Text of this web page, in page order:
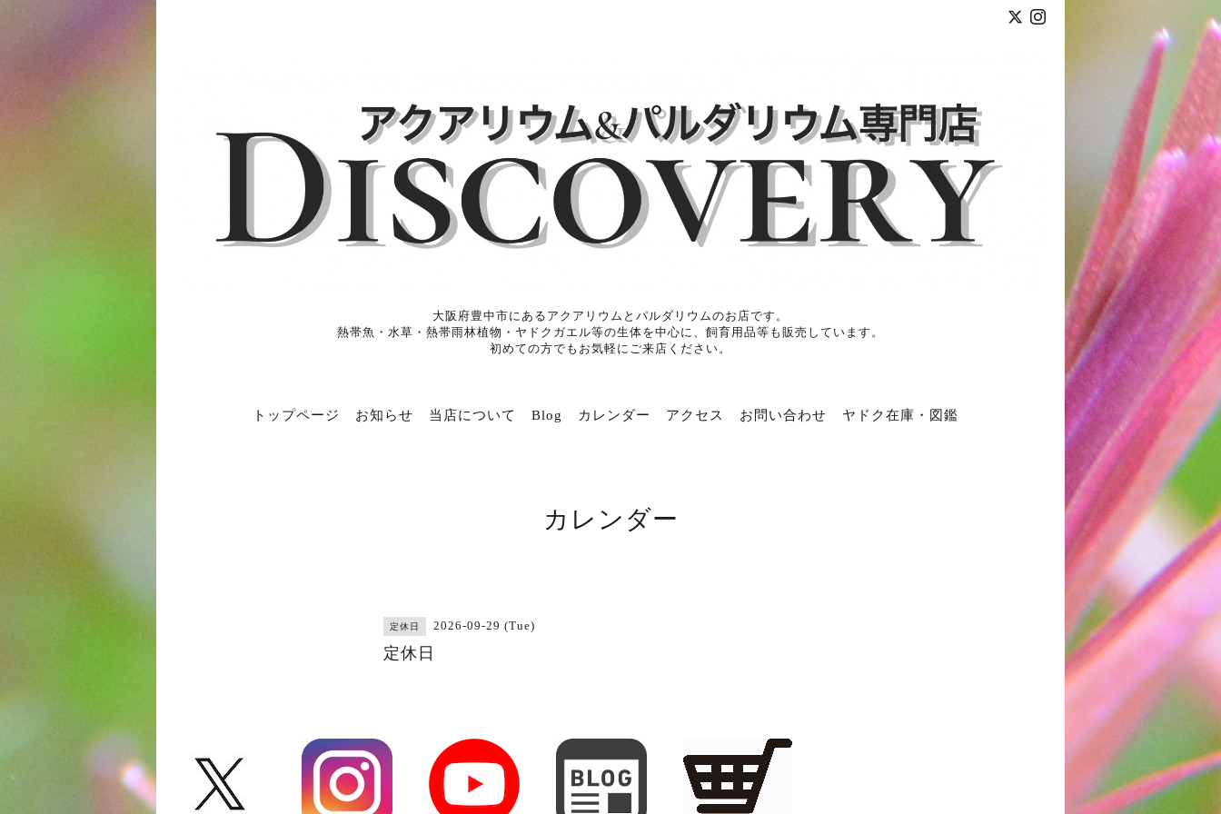
大阪府豊中市にあるアクアリウムとパルダリウムのお店です。
熱帯魚・水草・熱帯雨林植物・ヤドクガエル等の生体を中心に、飼育用品等も販売しています。
初めての方でもお気軽にご来店ください。
トップページ お知らせ 当店について Blog カレンダー アクセス お問い合わせ ヤドク在庫・図鑑
カレンダー
定休日 2026-09-29 (Tue)
定休日